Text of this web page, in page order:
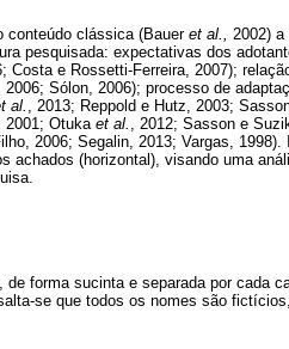
conteúdo clássica (Bauer et al.,
2002) a
pesquisada: expectativas dos
Costa e Rossetti-Ferreira, 2007);
, 2006; Sólon, 2006); processo de
al.
, 2013; Reppold e Hutz, 2003;
2001; Otuka et al.
, 2012; Sasson e
2006; Segalin, 2013; Vargas, 1998).
achados (horizontal), visando uma
forma sucinta e separada por cada
se que todos os nomes são